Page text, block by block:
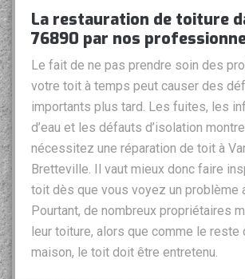
La restauration de toiture
76890 par nos
Le fait de ne pas prendre soin des
votre toit à temps peut causer des
importants plus tard. Les fuites, les
d’eau et les défauts d’isolation
nécessitez une réparation de toit à
Bretteville. Il vaut mieux donc faire
toit dès que vous voyez un problème
Pourtant, de nombreux propriétaires
leur toiture, alors que comme le reste
maison, le toit doit être entretenu.